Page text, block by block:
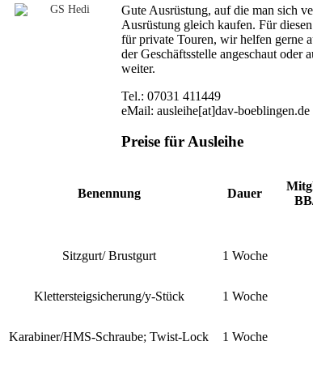
Gute Ausrüstung, auf die man sich
Ausrüstung gleich kaufen. Für
für private Touren, wir helfen gerne
der Geschäftsstelle angeschaut
weiter.
Tel.: 07031 411449
eMail: ausleihe[at]dav-boeblingen.de
Preise für Ausleihe
Benennung Dauer
Sitzgurt/ Brustgurt 1 Woche
Klettersteigsicherung/y-Stück 1 Woche
Karabiner/HMS-Schraube; Twist-Lock 1 Woche